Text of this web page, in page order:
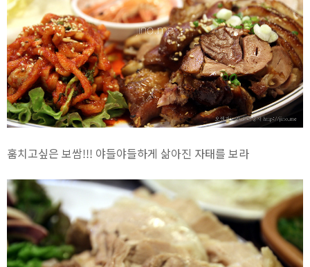
훔치고싶은 보쌈!!! 야들야들하게 삶아진 자태를 보라